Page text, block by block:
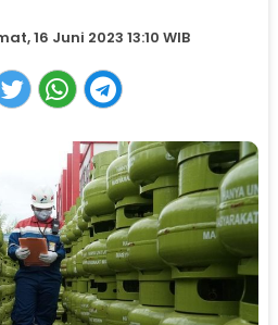
16 Juni 2023 13:10 WIB